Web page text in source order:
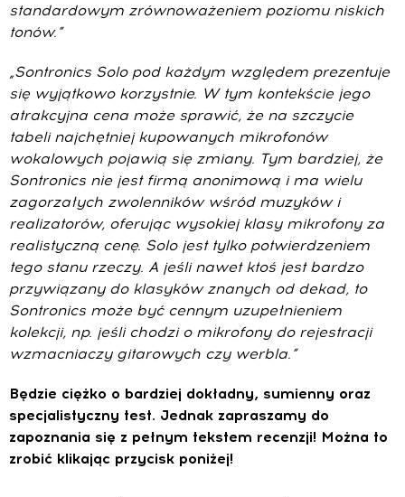
standardowym zrównoważeniem poziomu niskich
tonów.”
„Sontronics Solo pod każdym względem prezentuje
się wyjątkowo korzystnie. W tym kontekście jego
atrakcyjna cena może sprawić, że na szczycie
tabeli najchętniej kupowanych mikrofonów
wokalowych pojawią się zmiany. Tym bardziej, że
Sontronics nie jest firmą anonimową i ma wielu
zagorzałych zwolenników wśród muzyków i
realizatorów, oferując wysokiej klasy mikrofony za
realistyczną cenę. Solo jest tylko potwierdzeniem
tego stanu rzeczy. A jeśli nawet ktoś jest bardzo
przywiązany do klasyków znanych od dekad, to
Sontronics może być cennym uzupełnieniem
kolekcji, np. jeśli chodzi o mikrofony do rejestracji
wzmacniaczy gitarowych czy werbla.”
Będzie ciężko o bardziej dokładny, sumienny oraz
specjalistyczny test. Jednak zapraszamy do
zapoznania się z pełnym tekstem recenzji! Można to
zrobić klikając przycisk poniżej!